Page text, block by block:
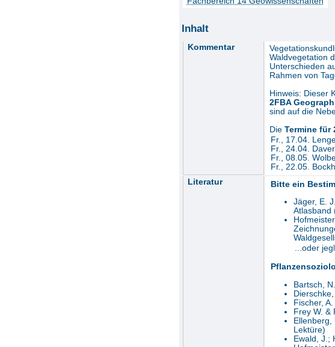
Inhalt
Kommentar
Waldvegetation
Unterschieden
Rahmen von
Hinweis: Dieser
2FBA
sind auf die
Die Termine für
Fr., 17.04.
Fr., 24.04.
Fr., 08.05.
Fr., 22.05.
Literatur
Bitte ein
Jäger, E.
Atlasband
...oder
Bartsch,
Fischer,
Frey W. &
Lektüre)
Ewald, J.;